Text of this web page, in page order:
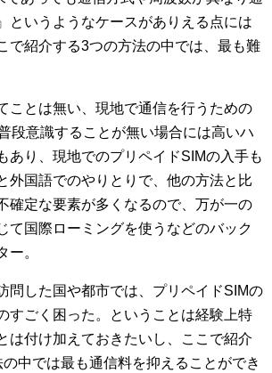
というようなケースがありえる点には
で紹介する3つの方法の中では、最も難
ことは無い、現地で通信を行うための
段意識することが無い場合には高いハ
あり、現地でのプリペイドSIMの入手も
外国語でのやりとりで、他の方法と比
確定な要素が多くなるので、万が一の
て国際ローミングを使うなどのバック
ー。
問した国や都市では、プリペイドSIMの
すごく困った。ということは経験上特
は付け加えておきたいし、ここで紹介
中では最も通信料を抑えることができ